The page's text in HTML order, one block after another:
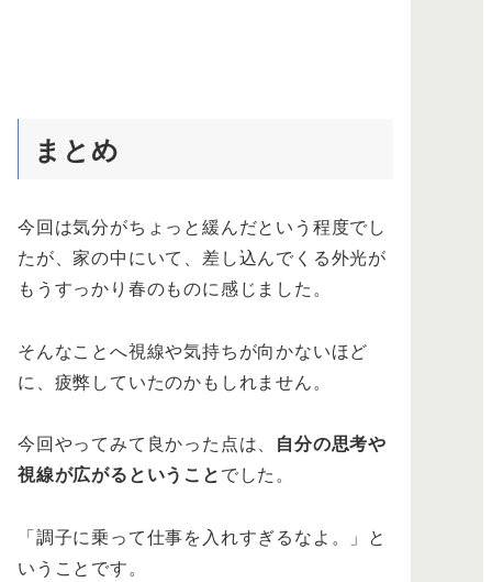
まとめ
今回は気分がちょっと緩んだという程度でし
たが、家の中にいて、差し込んでくる外光が
もうすっかり春のものに感じました。
そんなことへ視線や気持ちが向かないほど
に、疲弊していたのかもしれません。
今回やってみて良かった点は、 自分の思考や
視線が広がるということでした。
「調子に乗って仕事を入れすぎるなよ。」と
いうことです。